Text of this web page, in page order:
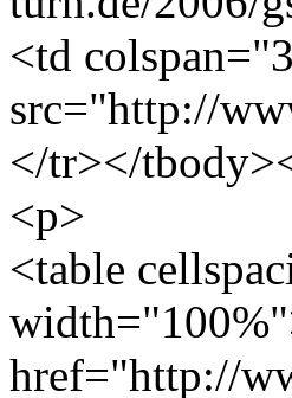
<td
src="http://
</tr></
<p>
<table
href="http://